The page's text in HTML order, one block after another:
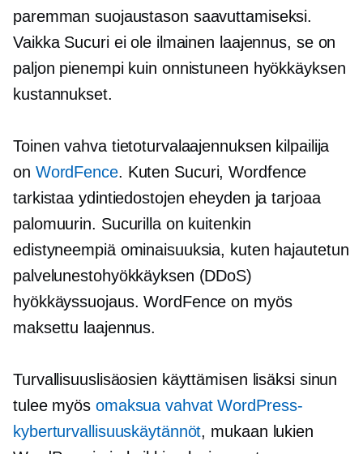
paremman suojaustason saavuttamiseksi.
Vaikka Sucuri ei ole ilmainen laajennus, se on
paljon pienempi kuin onnistuneen hyökkäyksen
kustannukset.
Toinen vahva tietoturvalaajennuksen kilpailija
on WordFence. Kuten Sucuri, Wordfence
tarkistaa ydintiedostojen eheyden ja tarjoaa
palomuurin. Sucurilla on kuitenkin
edistyneempiä ominaisuuksia, kuten hajautetun
palvelunestohyökkäyksen (DDoS)
hyökkäyssuojaus. WordFence on myös
maksettu laajennus.
Turvallisuuslisäosien käyttämisen lisäksi sinun
tulee myös omaksua vahvat WordPress-
kyberturvallisuuskäytännöt, mukaan lukien